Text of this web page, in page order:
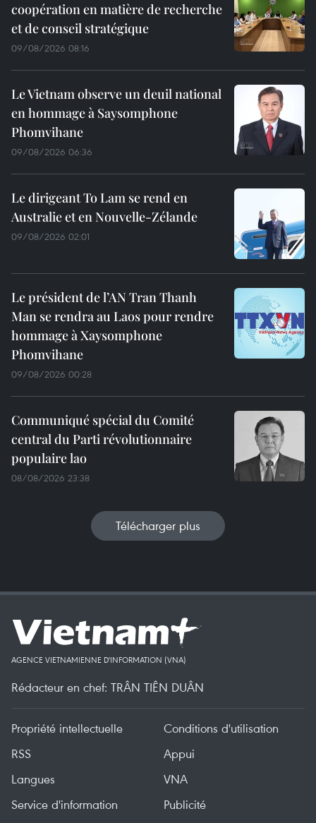
coopération en matière de recherche
et de conseil stratégique
09/08/2026 08:16
Le Vietnam observe un deuil national
en hommage à Saysomphone
Phomvihane
09/08/2026 06:36
Le dirigeant To Lam se rend en
Australie et en Nouvelle-Zélande
09/08/2026 02:01
Le président de l’AN Tran Thanh
Man se rendra au Laos pour rendre
hommage à Xaysomphone
Phomvihane
09/08/2026 00:28
Communiqué spécial du Comité
central du Parti révolutionnaire
populaire lao
08/08/2026 23:38
Télécharger plus
AGENCE VIETNAMIENNE D'INFORMATION (VNA)
Rédacteur en chef: TRÂN TIÊN DUÂN
Propriété intellectuelle
Conditions d'utilisation
RSS
Appui
Langues
VNA
Service d'information
Publicité